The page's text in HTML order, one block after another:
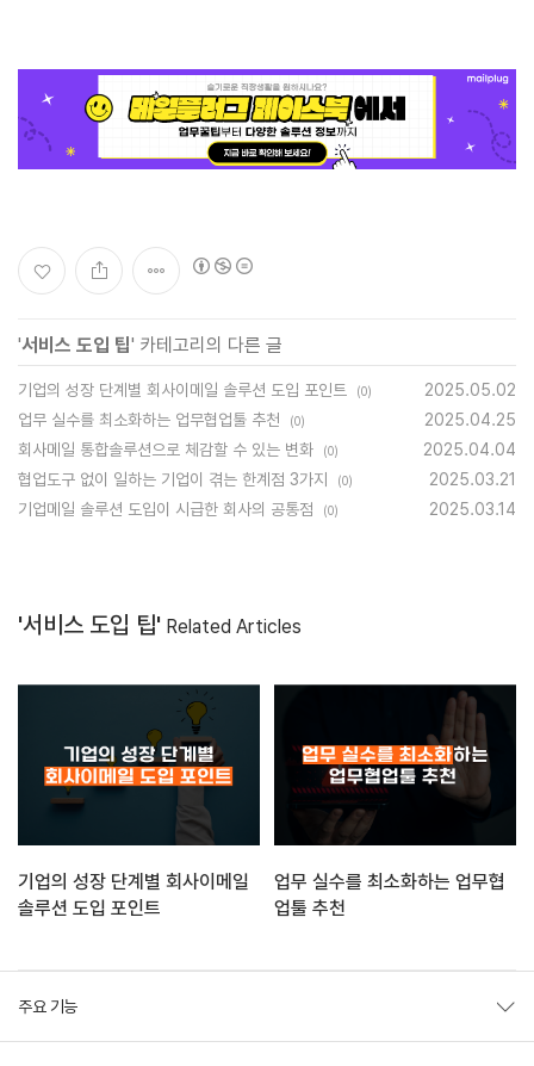
'서비스 도입 팁' 카테고리의 다른 글
기업의 성장 단계별 회사이메일 솔루션 도입 포인트 (0)
2025.05.02
업무 실수를 최소화하는 업무협업툴 추천
(0)
2025.04.25
회사메일 통합솔루션으로 체감할 수 있는 변화
(0)
2025.04.04
협업도구 없이 일하는 기업이 겪는 한계점 3가지
(0)
2025.03.21
기업메일 솔루션 도입이 시급한 회사의 공통점
(0) 2025.03.14
'서비스 도입 팁' Related Articles
기업의 성장 단계별 회사이메일
솔루션 도입 포인트
업무 실수를 최소화하는 업무협
업툴 추천
주요 기능